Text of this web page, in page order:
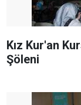
Kız Kur'an
Şöleni